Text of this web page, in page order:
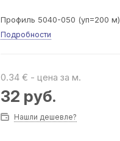
Профиль 5040-050 (уп=200 м)
Подробности
0.34 € - цена за м.
32 руб.
Нашли дешевле?